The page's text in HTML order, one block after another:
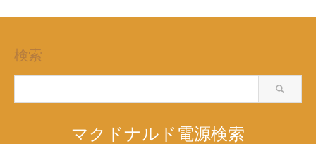
検索
マクドナルド電源検索